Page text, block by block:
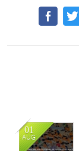
01
AUG